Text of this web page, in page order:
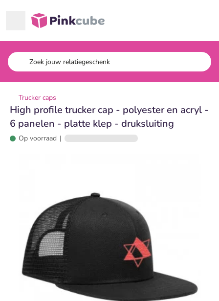
Pinkcube
Trucker caps
High profile trucker cap - polyester en acryl -
6 panelen - platte klep - druksluiting
Op voorraad |